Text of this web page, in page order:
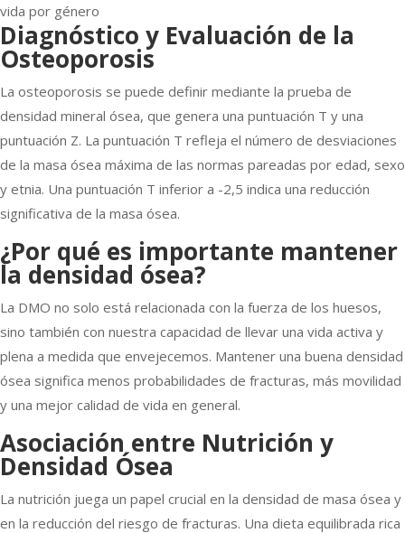
vida por género
Diagnóstico y Evaluación de la
Osteoporosis
La osteoporosis se puede definir mediante la prueba de
densidad mineral ósea, que genera una puntuación T y una
puntuación Z. La puntuación T refleja el número de desviaciones
de la masa ósea máxima de las normas pareadas por edad, sexo
y etnia. Una puntuación T inferior a -2,5 indica una reducción
significativa de la masa ósea.
¿Por qué es importante mantener
la densidad ósea?
La DMO no solo está relacionada con la fuerza de los huesos,
sino también con nuestra capacidad de llevar una vida activa y
plena a medida que envejecemos. Mantener una buena densidad
ósea significa menos probabilidades de fracturas, más movilidad
y una mejor calidad de vida en general.
Asociación entre Nutrición y
Densidad Ósea
La nutrición juega un papel crucial en la densidad de masa ósea y
en la reducción del riesgo de fracturas. Una dieta equilibrada rica